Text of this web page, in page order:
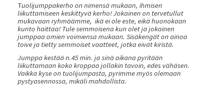
Tuolijumppakerho on nimensä mukaan, ihmisen
liikuttamiseen keskittyvä kerho! Jokainen on tervetullut
mukavaan ryhmäämme, ikä ei ole este, eikä huonokaan
kunto haittaa! Tule semmoisena kun olet ja jokainen
jumppaa omien voimiensa mukaan. Sisäkengät on ainoa
toive ja tietty semmoiset vaatteet, jotka eivät kiristä.
Jumppa kestää n.45 min. ja sinä aikana pyritään
liikuttamaan koko kroppaa jollakin tavoin, edes vähäsen.
Vaikka kyse on tuolijumpasta, pyrimme myös olemaan
pystyasennossa, mikäli mahdollista.